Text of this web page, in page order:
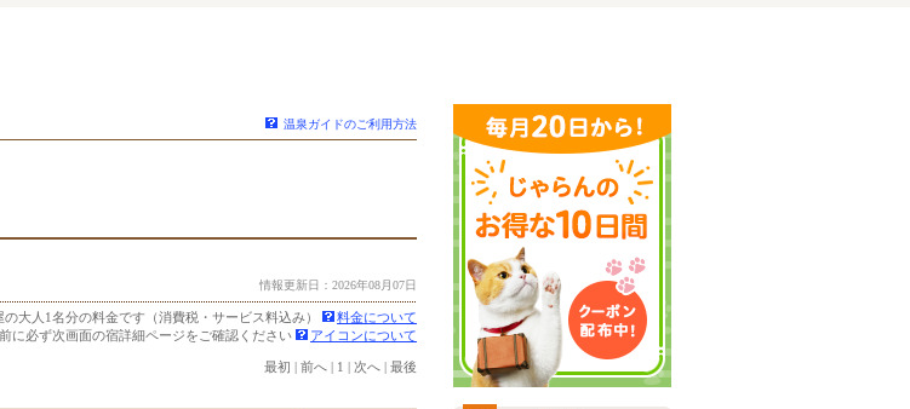
温泉ガイドのご利用方法
情報更新日：2026年08月07日
の大人1名分の料金です（消費税・サービス料込み）
料金について
に必ず次画面の宿詳細ページをご確認ください
アイコンについて
最初 | 前へ | 1 | 次へ | 最後